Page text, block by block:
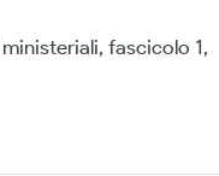
fascicolo 1,